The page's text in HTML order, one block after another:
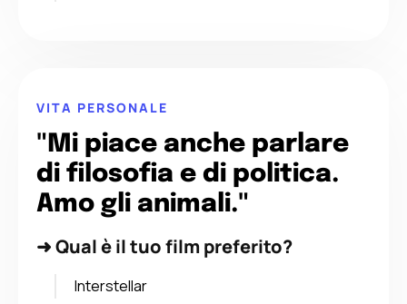
VITA PERSONALE
"Mi piace anche parlare
di filosofia e di politica.
Amo gli animali."
➜Qual è il tuo film preferito?
Interstellar